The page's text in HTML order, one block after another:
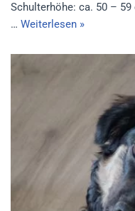
Schulterhöhe: ca. 50 –
… Weiterlesen »